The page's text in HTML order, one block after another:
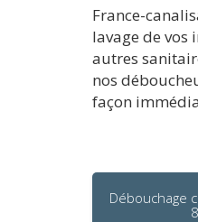
France-
lavage de vos
autres
nos
façon
Débouchage